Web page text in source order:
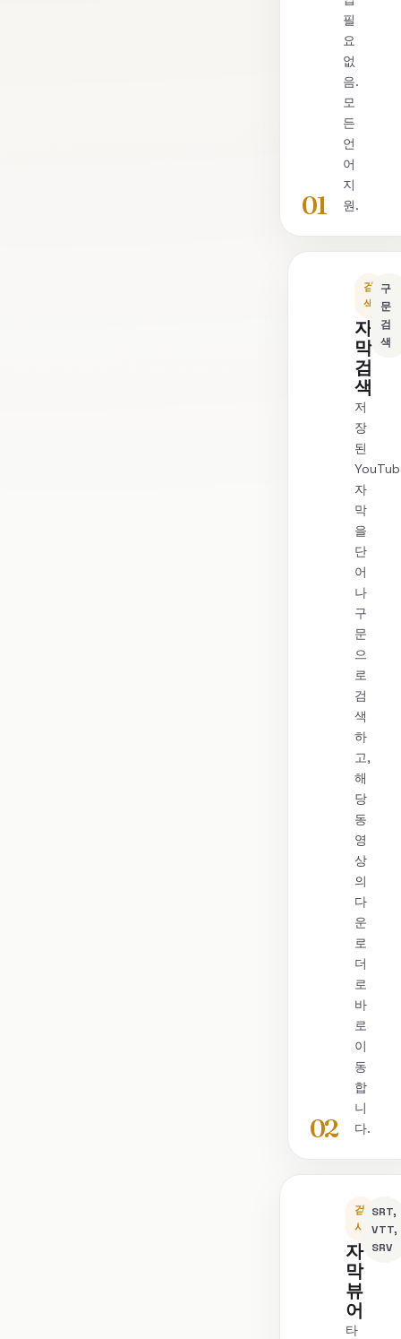
01
필
요
없
음.
모
든
언
어
지
원.
02
검
색
자
막
검
색
저
장
된
자
막
을
단
어
나
구
문
으
로
검
색
하
고,
해
당
동
영
상
의
다
운
로
더
로
바
로
이
동
합
니
다.
구
문
검
색
검
사
자
막
뷰
어
타
SRT,
VTT,
SRV